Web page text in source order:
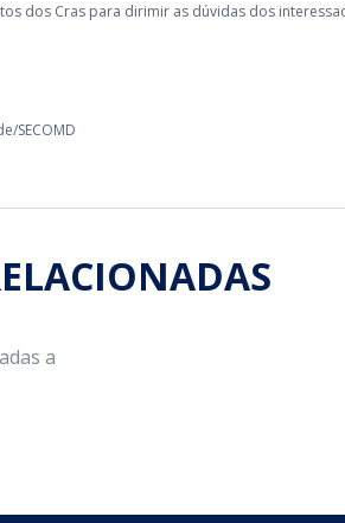
dos Cras para dirimir as dúvidas dos
SECOMD
a